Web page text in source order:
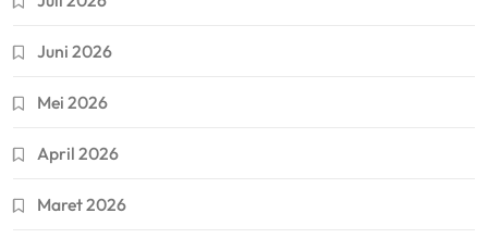
Juni 2026
Mei 2026
April 2026
Maret 2026